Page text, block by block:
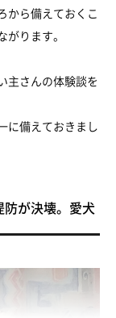
から備えておくこ
ります。
主さんの体験談を
に備えておきまし
が決壊。愛犬